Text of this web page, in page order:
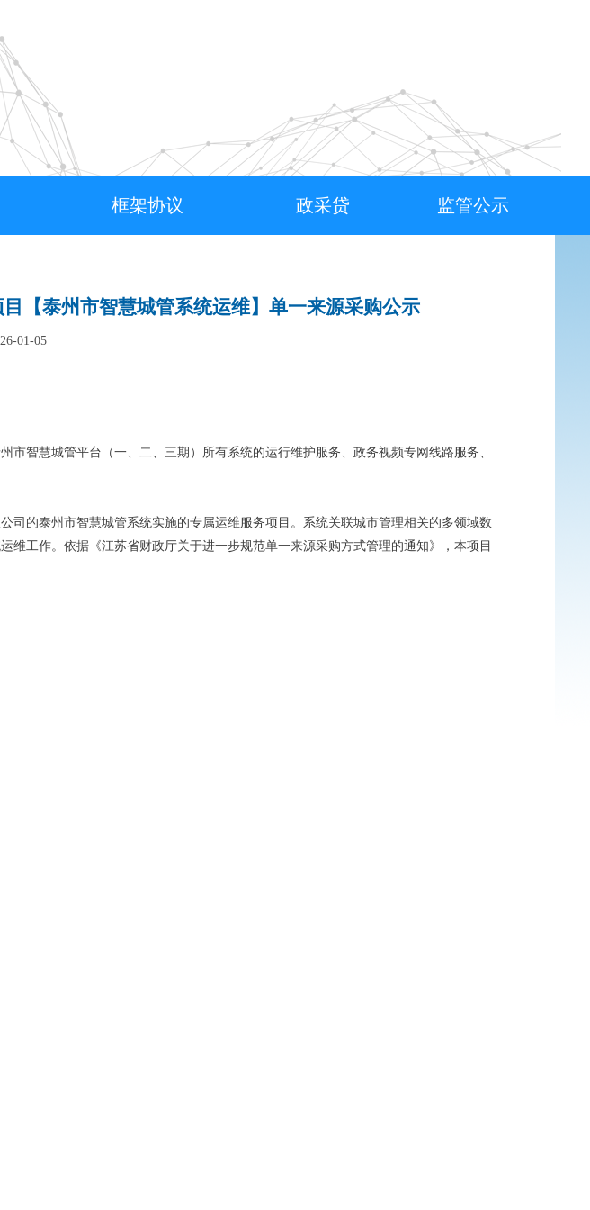
框架协议 政采贷 监管公示
【泰州市智慧城管系统运维】单一来源采购公示
01-05
智慧城管平台（一、二、三期）所有系统的运行维护服务、政务视频专网线路服务、
的泰州市智慧城管系统实施的专属运维服务项目。系统关联城市管理相关的多领域数
工作。依据《江苏省财政厅关于进一步规范单一来源采购方式管理的通知》，本项目